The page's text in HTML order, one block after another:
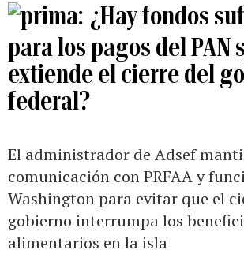
¿Hay fondos
para los pagos del PAN
extiende el cierre del
federal?
El administrador de Adsef
comunicación con PRFAA y
Washington para evitar que el
gobierno interrumpa los
alimentarios en la isla